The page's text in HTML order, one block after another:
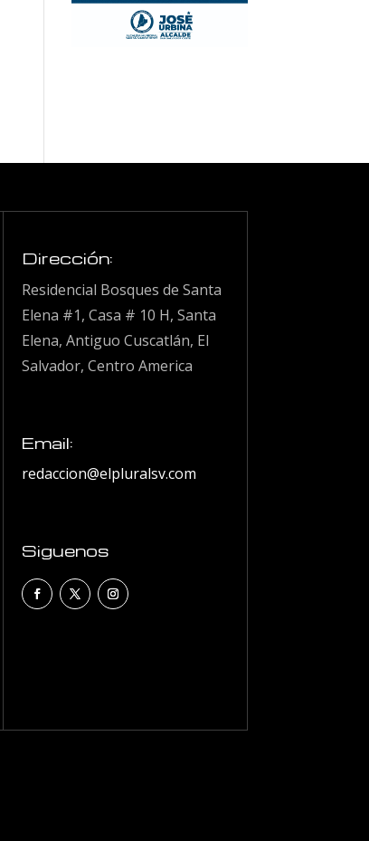
Dirección:
Residencial Bosques de Santa
Elena #1, Casa # 10 H, Santa
Elena, Antiguo Cuscatlán, El
Salvador, Centro America
Email:
redaccion@elpluralsv.com
Siguenos